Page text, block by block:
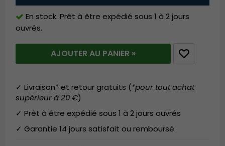
En stock. Prêt à être expédié sous 1 à 2 jours
ouvrés.
AJOUTER AU PANIER »
✓ Livraison* et retour gratuits (*pour tout achat
supérieur à 20 €)
✓ Prêt à être expédié sous 1 à 2 jours ouvrés
✓ Garantie 14 jours satisfait ou remboursé